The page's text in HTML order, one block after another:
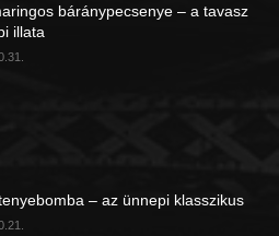
báránypecsenye – a tavasz
illata
– az ünnepi klasszikus